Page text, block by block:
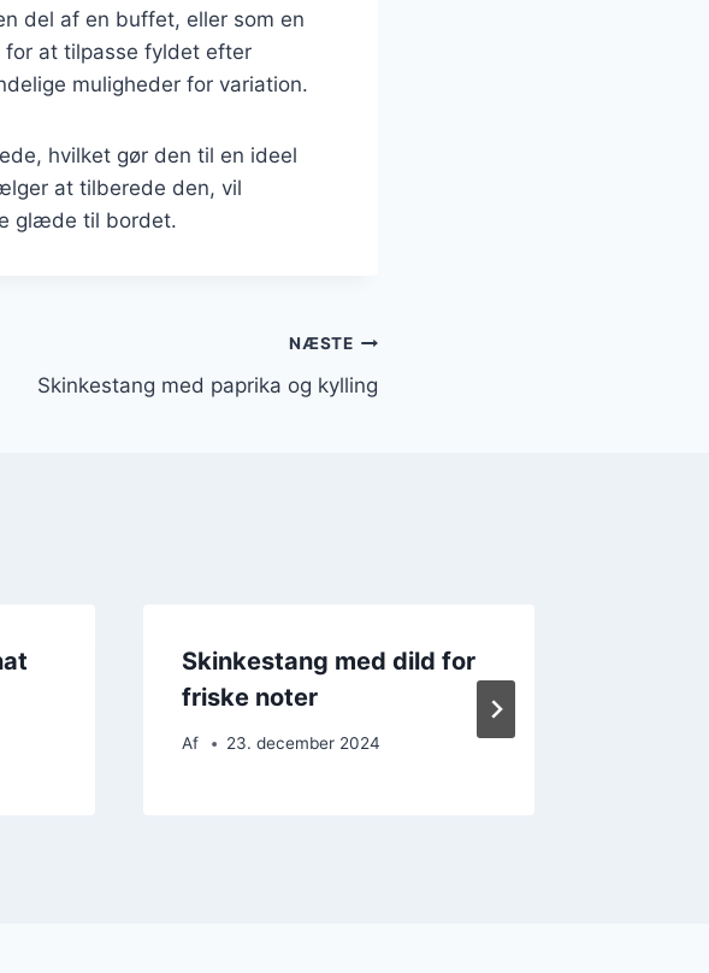
del af en buffet, eller som en
at tilpasse fyldet efter
muligheder for variation.
hvilket gør den til en ideel
at tilberede den, vil
glæde til bordet.
NÆSTE
Skinkestang med paprika og kylling
Skinkestang med dild for
friske noter
Af 23. december 2024